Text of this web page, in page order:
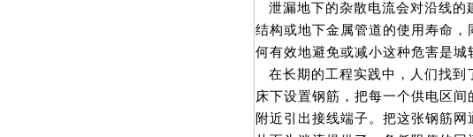
泄漏地下的杂散电流会对沿线的
结构或地下金属管道的使用寿命
何有效地避免或减小这种危害是城
在长期的工程实践中，人们找到
床下设置钢筋，把每一个供电区
附近引出接线端子。把这张钢筋网